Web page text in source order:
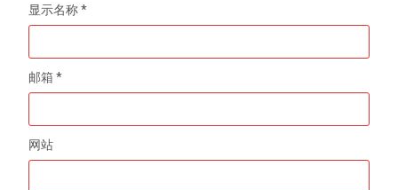
显示名称*
邮箱*
网站